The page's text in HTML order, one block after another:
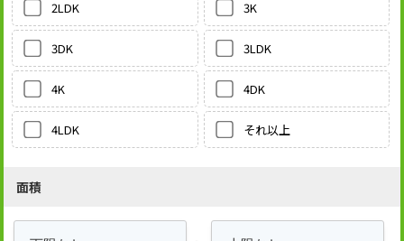
2LDK 3K
3DK 3LDK
4K 4DK
4LDK それ以上
面積